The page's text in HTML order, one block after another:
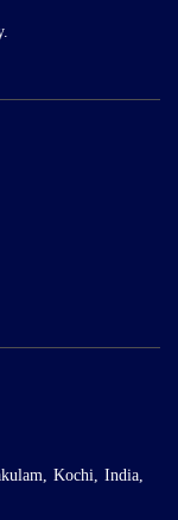
Kochi, India,